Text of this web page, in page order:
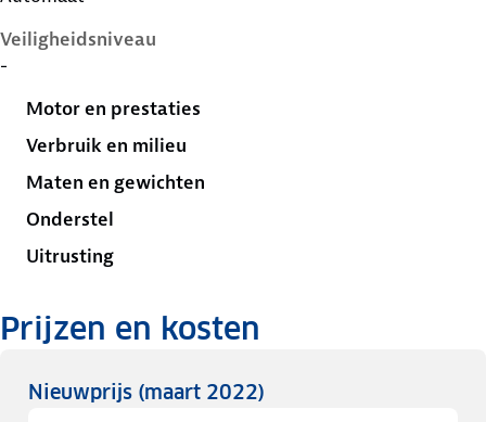
Veiligheidsniveau
-
Motor en prestaties
Verbruik en milieu
Maten en gewichten
Onderstel
Uitrusting
Prijzen en kosten
Nieuwprijs (maart 2022)